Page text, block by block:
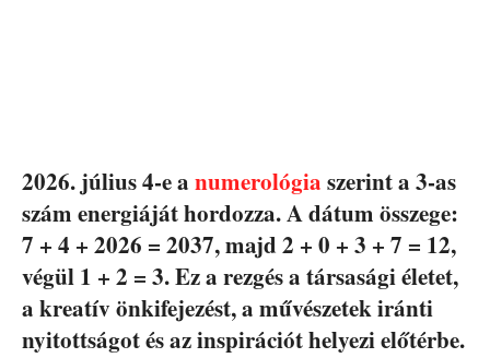
2026. július 4-e a numerológia szerint a 3-as
szám energiáját hordozza. A dátum összege:
7 + 4 + 2026 = 2037, majd 2 + 0 + 3 + 7 = 12,
végül 1 + 2 = 3. Ez a rezgés a társasági életet,
a kreatív önkifejezést, a művészetek iránti
nyitottságot és az inspirációt helyezi előtérbe.